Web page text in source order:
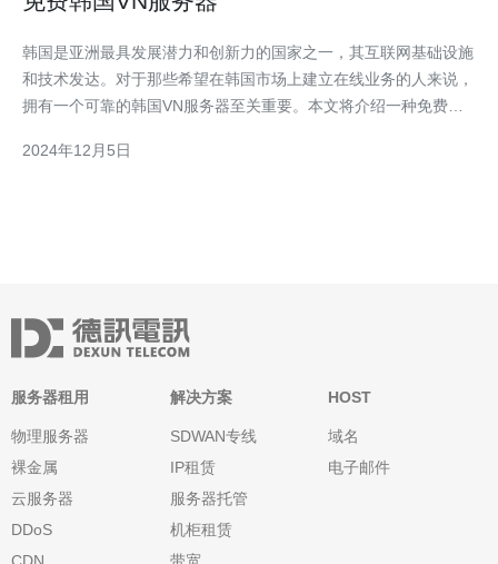
韩国是亚洲最具发展潜力和创新力的国家之一，其互联网基础设施
和技术发达。对于那些希望在韩国市场上建立在线业务的人来说，
拥有一个可靠的韩国VN服务器至关重要。本文将介绍一种免费的
络服务器。它是一种远程服务器，可以通过互联网访问。使用VN
2024年12月5日
服务器租用
物理服务器
裸金属
云服务器
DDoS
解决方案
SDWAN专线
IP租赁
服务器托管
机柜租赁
HOST
域名
电子邮件